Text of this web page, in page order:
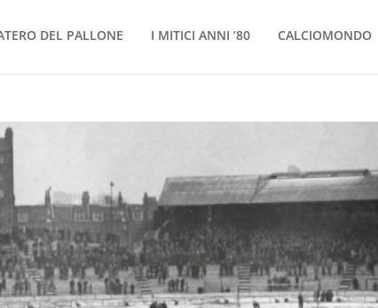
DEL PALLONE I MITICI ANNI ’80 CALCIOMONDO